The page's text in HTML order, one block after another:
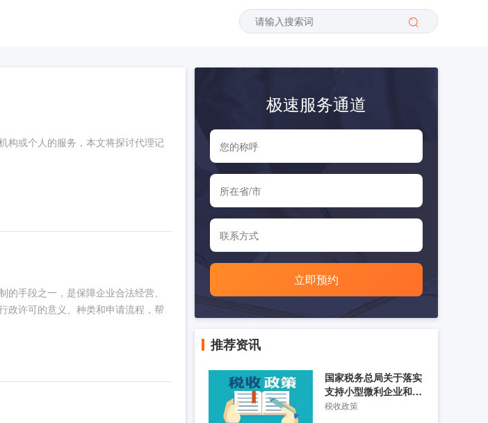
构或个人的服务，本文将探讨代理记
手段之一，是保障企业合法经营、
政许可的意义、种类和申请流程，帮
极速服务通道
立即预约
推荐资讯
国家税务总局关于落实
支持小型微利企业和个
体工商户发展所得税优
税收政策